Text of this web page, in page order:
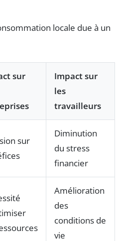
locale due à un
sur
Impact sur
les
travailleurs
sur
Diminution
du stress
financier
Amélioration
des
conditions de
vie